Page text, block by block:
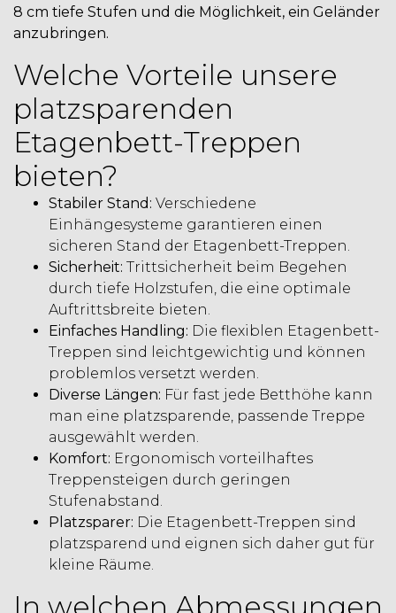
8 cm tiefe Stufen und die Möglichkeit, ein Geländer
anzubringen.
Welche Vorteile unsere
platzsparenden
Etagenbett-Treppen
bieten?
Stabiler Stand: Verschiedene
Einhängesysteme garantieren einen
sicheren Stand der Etagenbett-Treppen.
Sicherheit: Trittsicherheit beim Begehen
durch tiefe Holzstufen, die eine optimale
Auftrittsbreite bieten.
Einfaches Handling: Die flexiblen Etagenbett-
Treppen sind leichtgewichtig und können
problemlos versetzt werden.
Diverse Längen: Für fast jede Betthöhe kann
man eine platzsparende, passende Treppe
ausgewählt werden.
Komfort: Ergonomisch vorteilhaftes
Treppensteigen durch geringen
Stufenabstand.
Platzsparer: Die Etagenbett-Treppen sind
platzsparend und eignen sich daher gut für
kleine Räume.